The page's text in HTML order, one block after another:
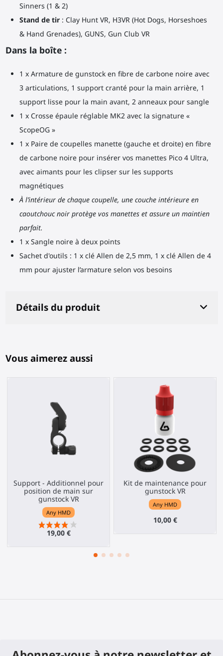
Sinners (1 & 2)
Stand de tir: Clay Hunt VR, H3VR (Hot Dogs, Horseshoes
& Hand Grenades), GUNS, Gun Club VR
Dans la boîte :
1 x Armature de gunstock en fibre de carbone noire avec
3 articulations, 1 support cranté pour la main arrière, 1
support lisse pour la main avant, 2 anneaux pour sangle
1 x Crosse épaule réglable MK2 avec la signature «
ScopeOG »
1 x Paire de coupelles manette (gauche et droite) en fibre
de carbone noire pour insérer vos manettes Pico 4 Ultra,
avec aimants pour les clipser sur les supports
magnétiques
À l’intérieur de chaque coupelle, une couche intérieure en
caoutchouc noir protège vos manettes et assure un maintien
parfait.
1 x Sangle noire à deux points
Sachet d'outils : 1 x clé Allen de 2,5 mm, 1 x clé Allen de 4
mm pour ajuster l’armature selon vos besoins
Détails du produit
Vous aimerez aussi
Support - Additionnel pour
position de main sur
gunstock VR
Any HMD
19,00 €
Kit de maintenance pour
gunstock VR
Any HMD
10,00 €